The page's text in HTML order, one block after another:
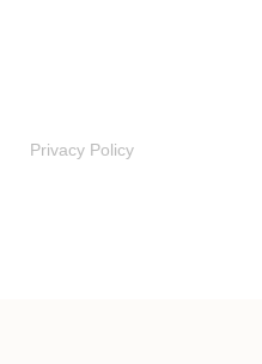
Privacy Policy